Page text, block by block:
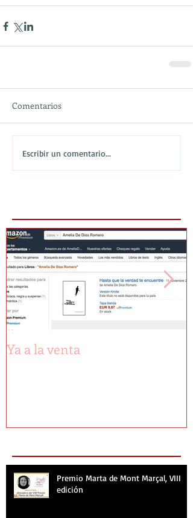
Comentarios
Escribir un comentario...
Ya a la venta
Premio Marta de Mont Marçal, VIII
edición